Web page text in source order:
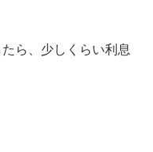
ら、少しくらい利息